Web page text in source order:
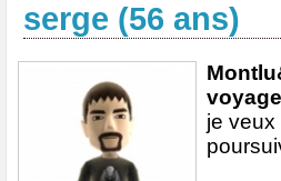
serge (56 ans)
je